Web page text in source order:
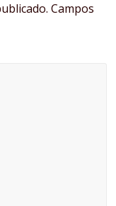
Campos